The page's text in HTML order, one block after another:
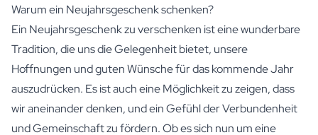
Warum ein Neujahrsgeschenk schenken?
Ein Neujahrsgeschenk zu verschenken ist eine wunderbare
Tradition, die uns die Gelegenheit bietet, unsere
Hoffnungen und guten Wünsche für das kommende Jahr
auszudrücken. Es ist auch eine Möglichkeit zu zeigen, dass
wir aneinander denken, und ein Gefühl der Verbundenheit
und Gemeinschaft zu fördern. Ob es sich nun um eine